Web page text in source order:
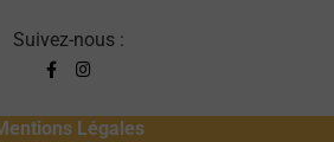
Suivez-nous :
Légales